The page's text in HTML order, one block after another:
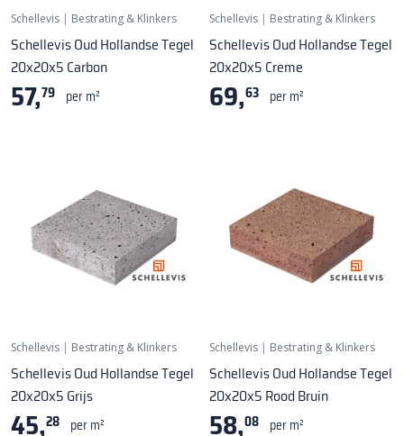
Schellevis | Bestrating & Klinkers
Schellevis Oud Hollandse Tegel
20x20x5 Carbon
57,79 per m²
Schellevis| Bestrating & Klinkers
Schellevis Oud Hollandse Tegel
20x20x5 Creme
69,63 per m²
Schellevis | Bestrating & Klinkers
Schellevis Oud Hollandse Tegel
20x20x5 Grijs
45,28 per m²
Schellevis| Bestrating & Klinkers
Schellevis Oud Hollandse Tegel
20x20x5 Rood Bruin
58,08 per m²